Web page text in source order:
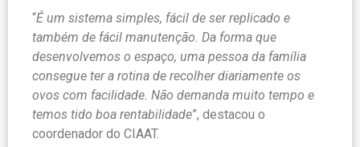
“É um sistema simples, fácil de ser replicado e
também de fácil manutenção. Da forma que
desenvolvemos o espaço, uma pessoa da família
consegue ter a rotina de recolher diariamente os
ovos com facilidade. Não demanda muito tempo e
temos tido boa rentabilidade”, destacou o
coordenador do CIAAT.